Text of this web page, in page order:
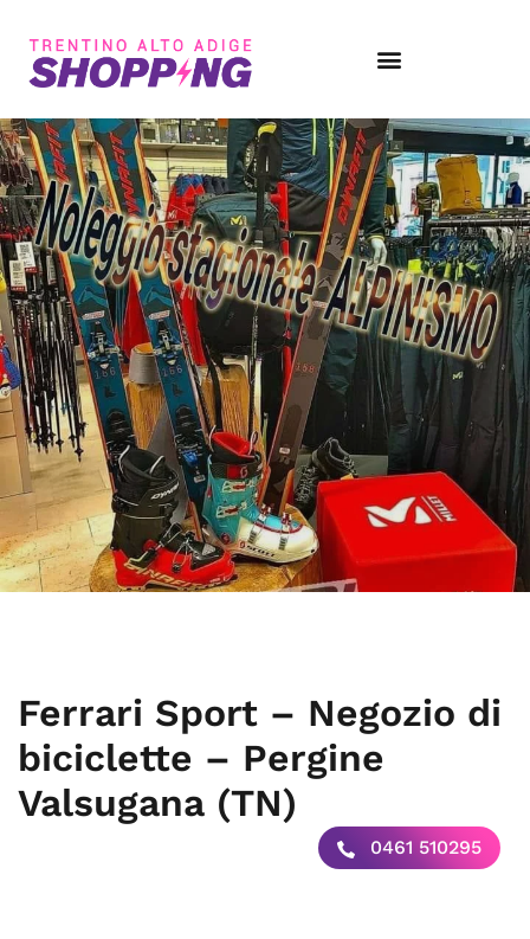
Ferrari Sport – Negozio di
biciclette – Pergine
Valsugana (TN)
0461 510295